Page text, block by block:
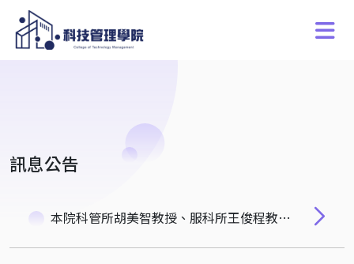
訊息公告
本院科管所胡美智教授、服科所王俊程教授、科法所范建得教授，榮獲2021年科管院傑出產學研究獎！